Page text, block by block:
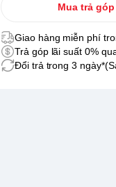
Mua trả góp
Giao hàng miễn phí
Trả góp lãi suất 0%
Đổi trả trong 3